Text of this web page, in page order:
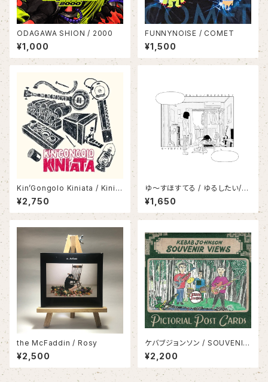
ODAGAWA SHION / 2000
¥1,000
FUNNYNOISE / COMET
¥1,500
Kin’Gongolo Kiniata / Kiniat
a
¥2,750
ゆ〜すほすてる / ゆるしたい/ゆ
るされました？
¥1,650
the McFaddin / Rosy
¥2,500
ケバブジョンソン / SOUVENIR
VIEWS
¥2,200